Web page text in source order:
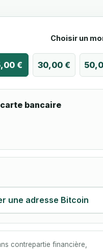
Choisir un
€ 30,00 €
bancaire
une adresse Bitcoin
contrepartie financière,